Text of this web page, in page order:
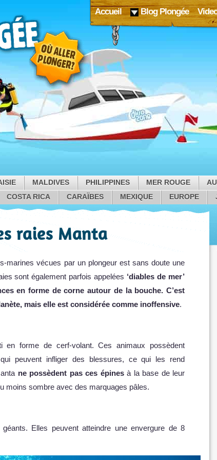
Accueil Blog Plongée
MALDIVES PHILIPPINES MER ROUGE
COSTA RICA CARAÏBES MEXIQUE EUROPE
raies Manta
marines vécues par un plongeur est sans doute une
sont également parfois appelées ‘diables de mer’
en forme de corne autour de la bouche. C’est
mais elle est considérée comme inoffensive.
forme de cerf-volant. Ces animaux possèdent
peuvent infliger des blessures, ce qui les rend
ne possèdent pas ces épinesà la base de leur
moins sombre avec des marquages pâles.
Elles peuvent atteindre une envergure de 8